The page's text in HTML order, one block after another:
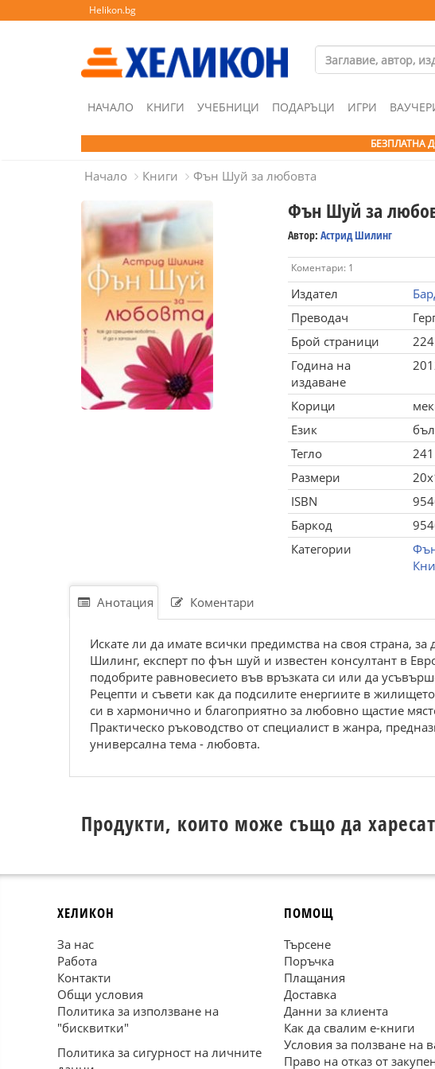
Helikon.bg
НАЧАЛО КНИГИ УЧЕБНИЦИ ПОДАРЪЦИ ИГРИ
БЕЗПЛАТНА
Начало Книги Фън Шуй за любовта
Фън Шуй за
Автор: Астрид Шилинг
Коментари: 1
Издател
Преводач
Брой страници
224
Година на
издаване
Корици
Език
Тегло
Размери
ISBN
Баркод
Категории
Анотация Коментари
Искате ли да имате всички предимства на своя страна,
Шилинг, експерт по фън шуй и известен консултант в
подобрите равновесието във връзката си или да
Рецепти и съвети как да подсилите енергиите в
си в хармонично и благоприятно за любовно щастие
Практическо ръководство от специалист в жанра,
универсална тема - любовта.
Продукти, които може също да
ХЕЛИКОН
За нас
Работа
Контакти
Общи условия
Политика за използване на
"бисквитки"
Политика за сигурност на личните
ПОМОЩ
Търсене
Поръчка
Плащания
Доставка
Данни за клиента
Как да свалим е-книги
Условия за ползване на
Право на отказ от